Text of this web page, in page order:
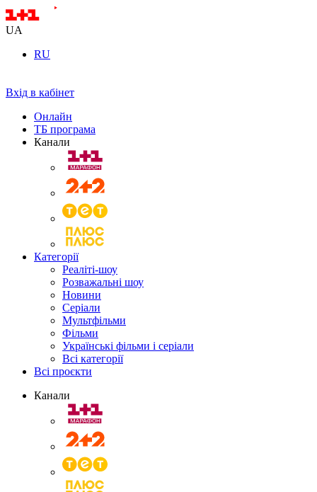
UA
RU
Вхід в кабінет
Онлайн
ТБ програма
Канали
Категорії
Реаліті-шоу
Розважальні шоу
Новини
Серіали
Мультфільми
Фільми
Українські фільми і серіали
Всі категорії
Всі проєкти
Канали